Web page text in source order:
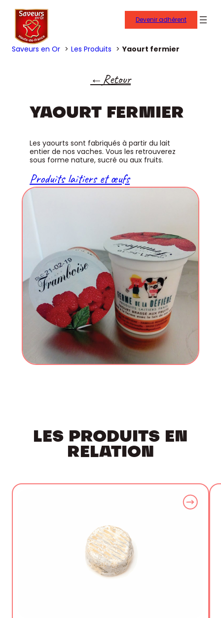
Devenir adhérent
Saveurs en Or Les Produits Yaourt fermier
Retour
YAOURT FERMIER
Les yaourts sont fabriqués à partir du lait
entier de nos vaches. Vous les retrouverez
sous forme nature, sucré ou aux fruits.
Produits laitiers et œufs
LES PRODUITS EN
RELATION